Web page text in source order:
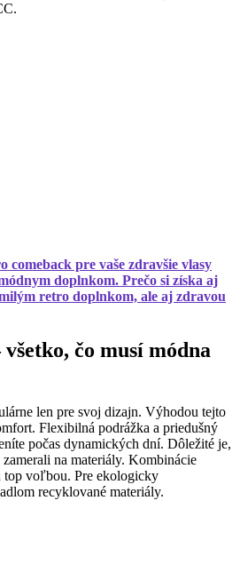
comeback pre vaše zdravšie vlasy
doplnkom. Prečo si získa aj
retro doplnkom, ale aj zdravou
čo musí módna
len pre svoj dizajn. Výhodou tejto
Flexibilná podrážka a priedušný
počas dynamických dní. Dôležité je,
na materiály. Kombinácie
voľbou. Pre ekologicky
recyklované materiály.